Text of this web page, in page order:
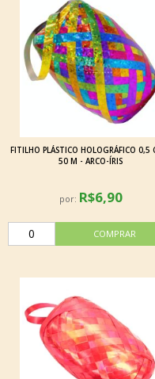
FITILHO PLÁSTICO HOLOGRÁFICO 0,5
50 M - ARCO-ÍRIS
por: R$6,90